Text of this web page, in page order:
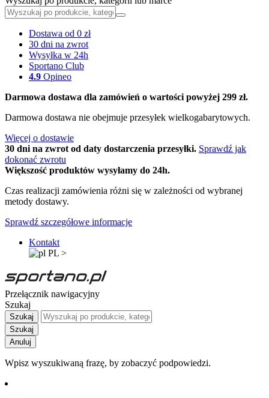
Dostawa od 0 zł
30 dni na zwrot
Wysyłka w 24h
Sportano Club
4.9 Opineo
Darmowa dostawa dla zamówień o wartości powyżej 299 zł.
Darmowa dostawa nie obejmuje przesyłek wielkogabarytowych.
Więcej o dostawie
30 dni na zwrot od daty dostarczenia przesyłki. Sprawdź jak
dokonać zwrotu
Większość produktów wysyłamy do 24h.
Czas realizacji zamówienia różni się w zależności od wybranej
metody dostawy.
Sprawdź szczegółowe informacje
Kontakt
PL >
Przełącznik nawigacyjny
Szukaj
Szukaj
Szukaj
Anuluj
Wpisz wyszukiwaną frazę, by zobaczyć podpowiedzi.